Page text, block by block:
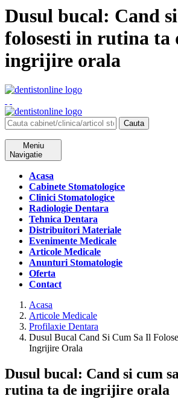
Dusul bucal: Cand
folosesti in rutina ta
ingrijire orala
Cauta
Meniu
Navigatie
Acasa
Cabinete Stomatologice
Clinici Stomatologice
Radiologie Dentara
Tehnica Dentara
Distribuitori Materiale
Evenimente Medicale
Articole Medicale
Anunturi Stomatologie
Oferta
Contact
Acasa
Articole Medicale
Profilaxie Dentara
Dusul Bucal Cand Si Cum Sa Il
Ingrijire Orala
Dusul bucal: Cand si cum
rutina ta de ingrijire orala